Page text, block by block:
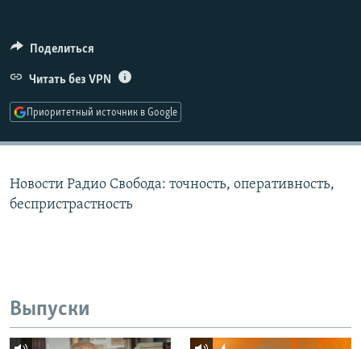
ПОДПИШИТЕСЬ НА РАССЫЛКУ
СОЦИАЛЬНЫЕ СЕТИ
Поделиться
Читать без VPN
Приоритетный источник в Google
Новости Радио Свобода: точность, оперативность,
беспристрастность
Выпуски